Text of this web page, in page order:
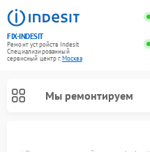
FIX-INDESIT
Ремонт устройств Indesit
Специализированный
cервисный центр г.Москва
Мы ремонтируем